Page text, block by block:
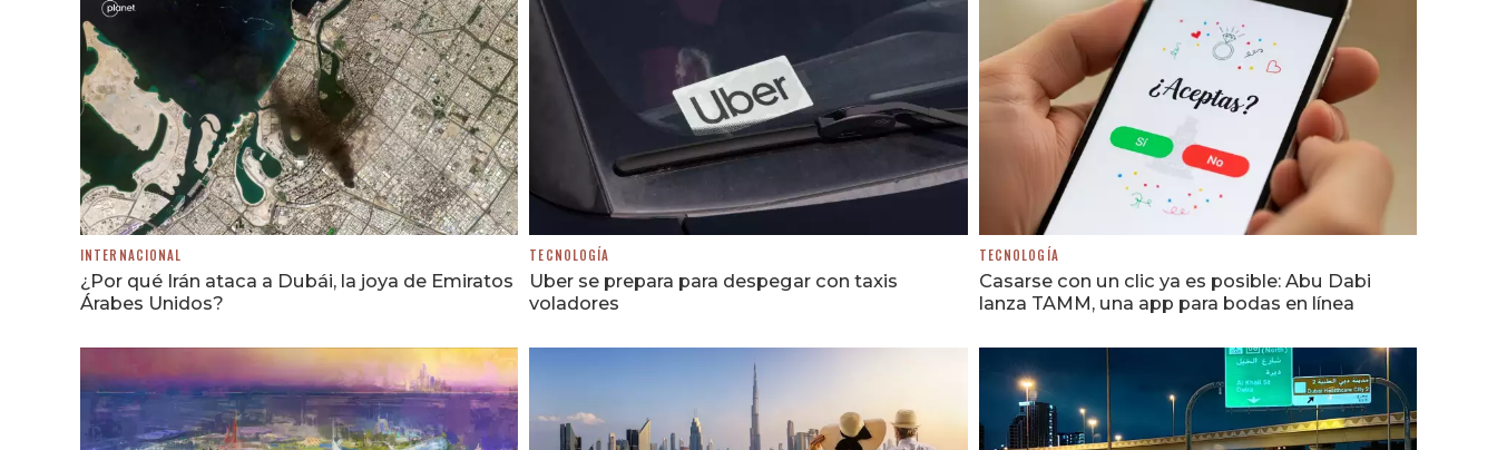
INTERNACIONAL
¿Por qué Irán ataca a Dubái, la joya de Emiratos
Árabes Unidos?
TECNOLOGÍA
Uber se prepara para despegar con taxis
voladores
TECNOLOGÍA
Casarse con un clic ya es posible: Abu Dabi
lanza TAMM, una app para bodas en línea